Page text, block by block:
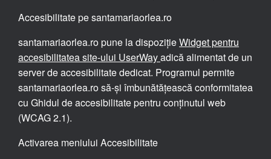
Accesibilitate pe santamariaorlea.ro
santamariaorlea.ro pune la dispozițieWidget pentru
accesibilitatea site-ului UserWayadică alimentat de un
server de accesibilitate dedicat. Programul permite
santamariaorlea.ro să-și îmbunătățească conformitatea
cu Ghidul de accesibilitate pentru conținutul web
(WCAG 2.1).
Activarea meniului Accesibilitate